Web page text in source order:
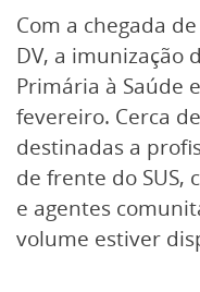
Com a chegada
DV, a imunização
Primária à Saúde
fevereiro. Cerca
destinadas a
de frente do SUS,
e agentes
volume estiver